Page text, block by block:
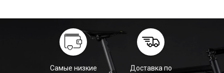
Самые низкие
Доставка по